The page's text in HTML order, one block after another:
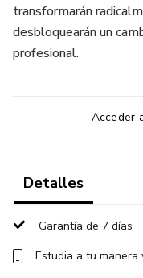
transformarán
desbloquearán un
profesional.
Acceder
Detalles
Garantía de 7 días
Estudia a tu